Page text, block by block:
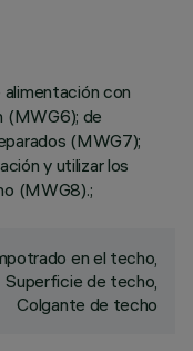
con
(MWG6); de
(MWG7);
y utilizar los
(MWG8).;
en el techo,
Superficie de techo,
Colgante de techo